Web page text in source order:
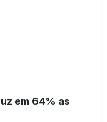
em 64% as